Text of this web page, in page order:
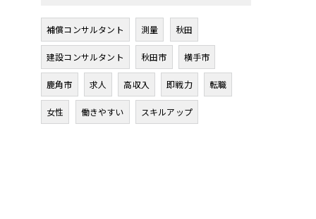
補償コンサルタント 測量 秋田
建設コンサルタント 秋田市 横手市
鹿角市 求人 高収入 即戦力 転職
女性 働きやすい スキルアップ